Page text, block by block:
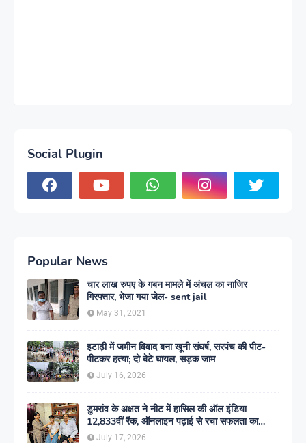
Social Plugin
Popular News
चार लाख रुपए के गबन मामले में अंचल का नाजिर
गिरफ्तार, भेजा गया जेल- sent jail
May 31, 2021
इटाढ़ी में जमीन विवाद बना खूनी संघर्ष, सरपंच की पीट-
पीटकर हत्या; दो बेटे घायल, सड़क जाम
July 16, 2026
डुमरांव के अक्षत ने नीट में हासिल की ऑल इंडिया
12,833वीं रैंक, ऑनलाइन पढ़ाई से रचा सफलता का
इतिहास
July 17, 2026